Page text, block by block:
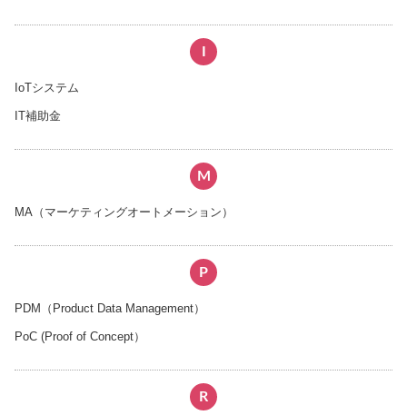
IoTシステム
IT補助金
M
MA（マーケティングオートメーション）
P
PDM（Product Data Management）
PoC (Proof of Concept）
R